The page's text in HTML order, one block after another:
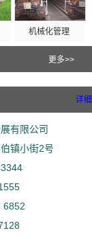
机械化管理
更多>>
详细
有限公司
镇小街2号